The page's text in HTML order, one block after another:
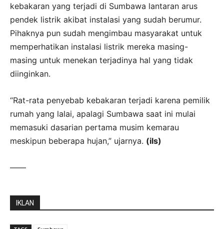
kebakaran yang terjadi di Sumbawa lantaran arus
pendek listrik akibat instalasi yang sudah berumur.
Pihaknya pun sudah mengimbau masyarakat untuk
memperhatikan instalasi listrik mereka masing-
masing untuk menekan terjadinya hal yang tidak
diinginkan.
“Rat-rata penyebab kebakaran terjadi karena pemilik
rumah yang lalai, apalagi Sumbawa saat ini mulai
memasuki dasarian pertama musim kemarau
meskipun beberapa hujan,” ujarnya. (ils)
——
IKLAN